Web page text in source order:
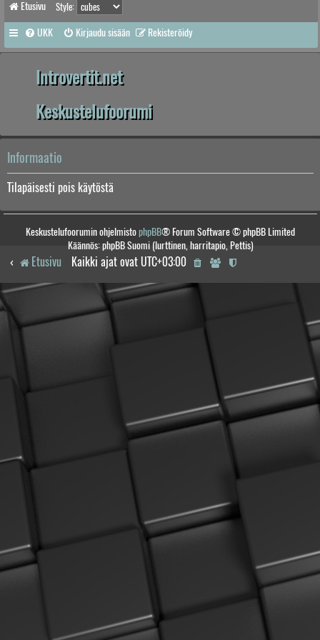
Etusivu Style:
UKK Kirjaudu sisään Rekisteröidy
Introvertit.net
Keskustelufoorumi
Informaatio
Tilapäisesti pois käytöstä
Keskustelufoorumin ohjelmistophpBB® Forum Software © phpBB Limited
Käännös: phpBB Suomi (lurttinen, harritapio, Pettis)
Etusivu Kaikki ajat ovat UTC+03:00